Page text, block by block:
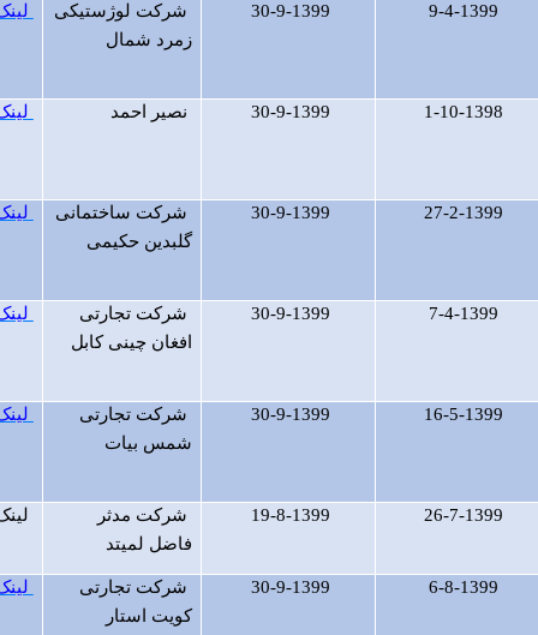
9-4-1399
30-9-1399
شرکت لوژستیکی
زمرد شمال
1-10-1398
30-9-1399 نصیر احمد
27-2-1399
30-9-1399
شرکت ساختمانی
گلبدین حکیمی
7-4-1399
30-9-1399
شرکت تجارتی
افغان چینی کابل
16-5-1399
30-9-1399
شرکت تجارتی
شمس بیات
26-7-1399
19-8-1399
شرکت مدثر
فاضل لمیتد
6-8-1399
30-9-1399
شرکت تجارتی
کویت استار